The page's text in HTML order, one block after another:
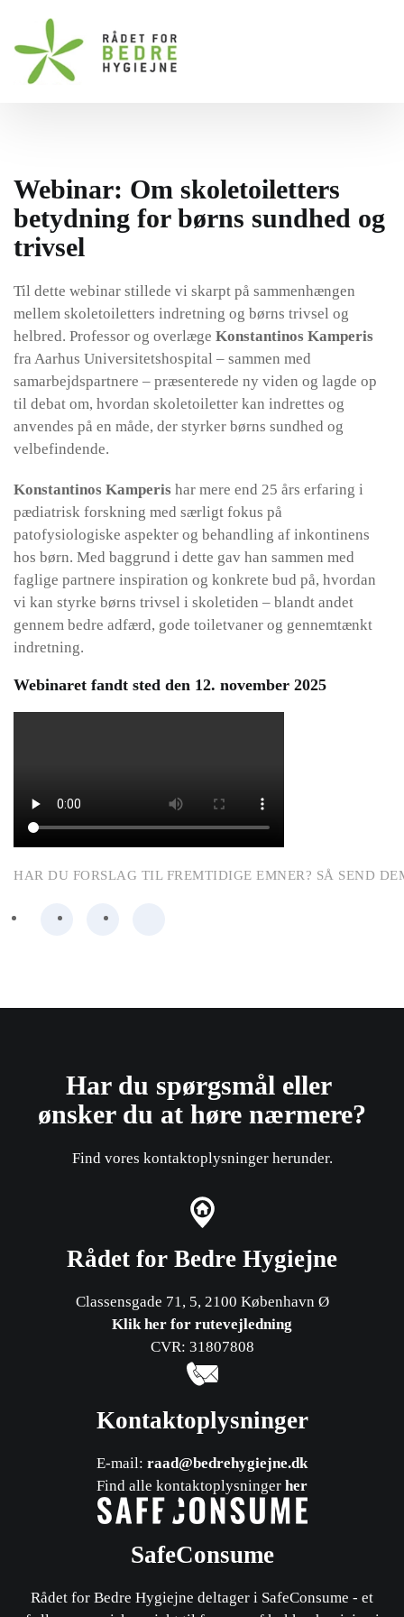
Gå til hovedindhold
Webinar: Om skoletoiletters
betydning for børns sundhed og
trivsel
Til dette webinar stillede vi skarpt på sammenhængen
mellem skoletoiletters indretning og børns trivsel og
helbred. Professor og overlæge Konstantinos Kamperis
fra Aarhus Universitetshospital – sammen med
samarbejdspartnere – præsenterede ny viden og lagde op
til debat om, hvordan skoletoiletter kan indrettes og
anvendes på en måde, der styrker børns sundhed og
velbefindende.
Konstantinos Kamperis har mere end 25 års erfaring i
pædiatrisk forskning med særligt fokus på
patofysiologiske aspekter og behandling af inkontinens
hos børn. Med baggrund i dette gav han sammen med
faglige partnere inspiration og konkrete bud på, hvordan
vi kan styrke børns trivsel i skoletiden – blandt andet
gennem bedre adfærd, gode toiletvaner og gennemtænkt
indretning.
Webinaret fandt sted den 12. november 2025
HAR DU FORSLAG TIL FREMTIDIGE EMNER? SÅ SEND
Har du spørgsmål eller ​
ønsker du at høre nærmere?
Find vores kontaktoplysninger herunder.
Rådet for Bedre Hygiejne
Classensgade 71, 5, 2100 København Ø
Klik her for rutevejledning
CVR: 31807808
Kontaktoplysninger
E-mail: raad@bedrehygiejne.dk
Find alle kontaktoplysninger her
SafeConsume
Rådet for Bedre Hygiejne deltager i SafeConsume - et